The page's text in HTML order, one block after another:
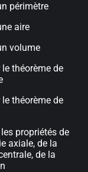
périmètre
aire
volume
théorème de
théorème de
propriétés de
axiale, de la
de la